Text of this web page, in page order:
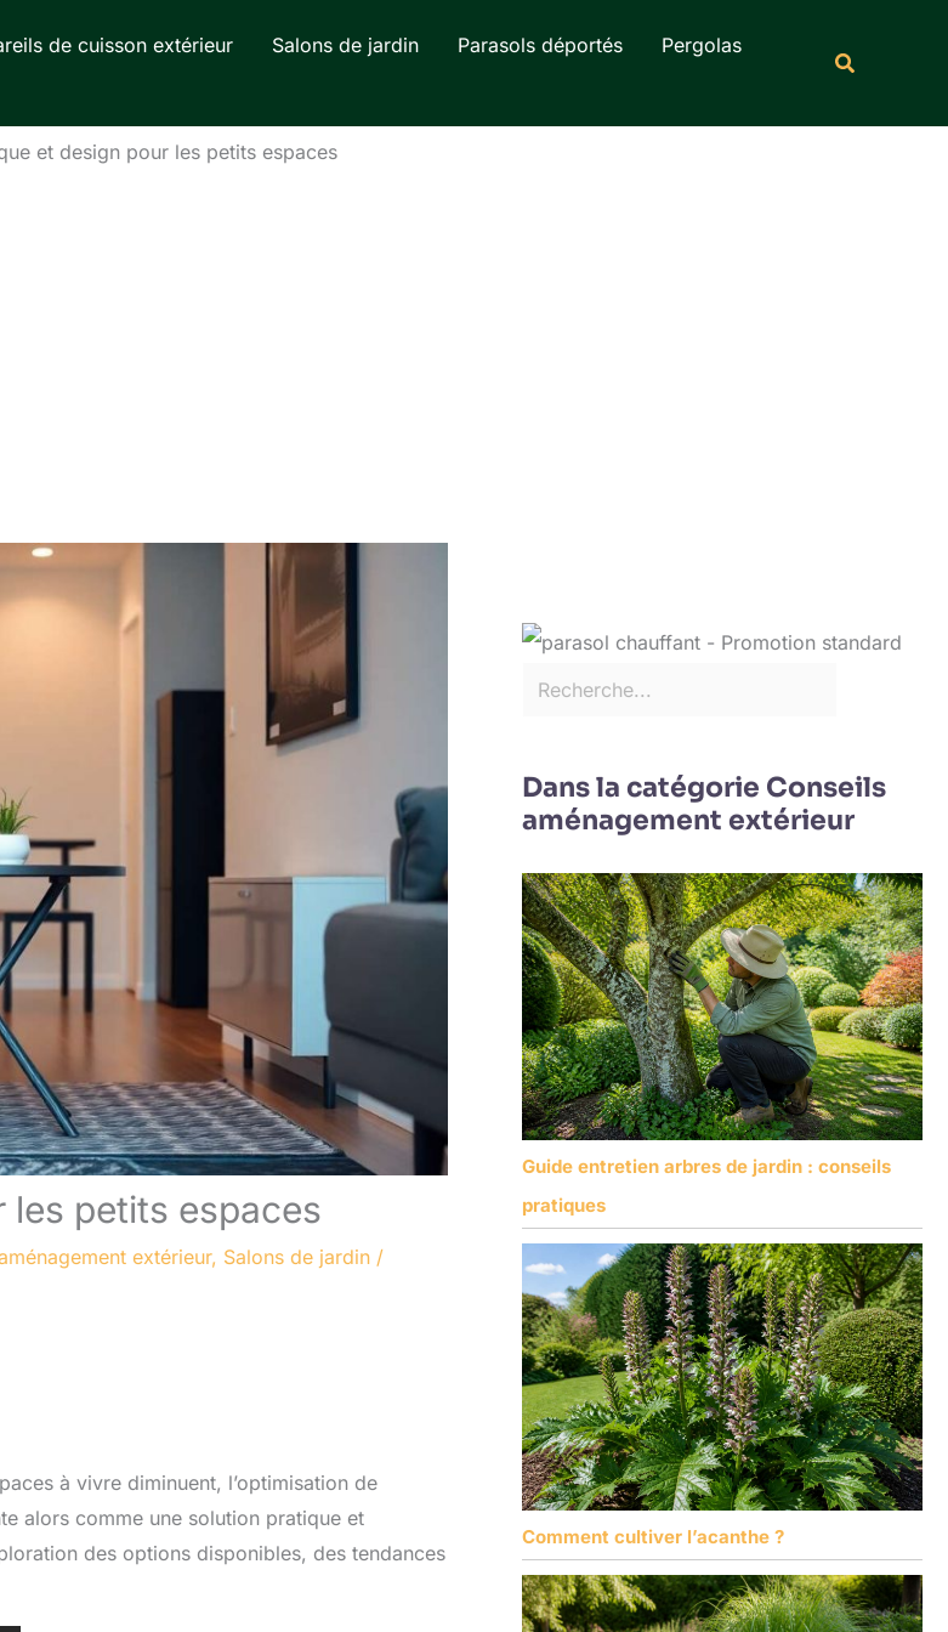
de cuisson extérieur Salons de jardin Parasols déportés
Pergolas
et design pour les petits espaces
les petits espaces
extérieur, Salons de jardin /
à vivre diminuent, l’optimisation de
alors comme une solution pratique et
des options disponibles, des tendances
Dans la catégorie Conseils
aménagement extérieur
Guide entretien arbres de jardin : conseils
pratiques
Comment cultiver l’acanthe ?